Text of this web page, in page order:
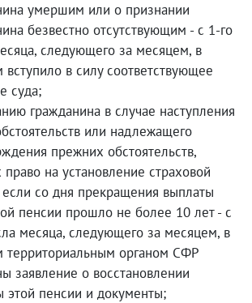
умершим или о признании
безвестно отсутствующим - с 1-го
следующего за месяцем, в
вступило в силу соответствующее
суда;
гражданина в случае наступления
или надлежащего
прежних обстоятельств,
на установление страховой
если со дня прекращения выплаты
пенсии прошло не более 10 лет - с
месяца, следующего за месяцем, в
территориальным органом СФР
заявление о восстановлении
этой пенсии и документы;